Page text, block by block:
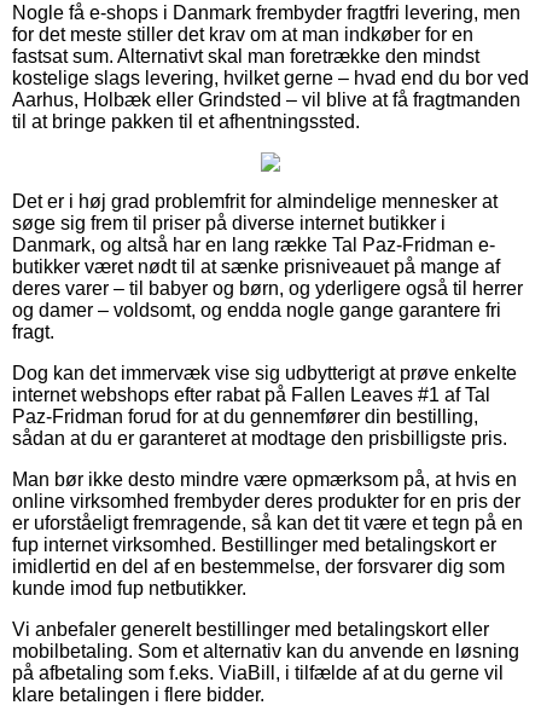
Nogle få e-shops i Danmark frembyder fragtfri levering, men
for det meste stiller det krav om at man indkøber for en
fastsat sum. Alternativt skal man foretrække den mindst
kostelige slags levering, hvilket gerne – hvad end du bor ved
Aarhus, Holbæk eller Grindsted – vil blive at få fragtmanden
til at bringe pakken til et afhentningssted.
Det er i høj grad problemfrit for almindelige mennesker at
søge sig frem til priser på diverse internet butikker i
Danmark, og altså har en lang række Tal Paz-Fridman e-
butikker været nødt til at sænke prisniveauet på mange af
deres varer – til babyer og børn, og yderligere også til herrer
og damer – voldsomt, og endda nogle gange garantere fri
fragt.
Dog kan det immervæk vise sig udbytterigt at prøve enkelte
internet webshops efter rabat på Fallen Leaves #1 af Tal
Paz-Fridman forud for at du gennemfører din bestilling,
sådan at du er garanteret at modtage den prisbilligste pris.
Man bør ikke desto mindre være opmærksom på, at hvis en
online virksomhed frembyder deres produkter for en pris der
er uforståeligt fremragende, så kan det tit være et tegn på en
fup internet virksomhed. Bestillinger med betalingskort er
imidlertid en del af en bestemmelse, der forsvarer dig som
kunde imod fup netbutikker.
Vi anbefaler generelt bestillinger med betalingskort eller
mobilbetaling. Som et alternativ kan du anvende en løsning
på afbetaling som f.eks. ViaBill, i tilfælde af at du gerne vil
klare betalingen i flere bidder.